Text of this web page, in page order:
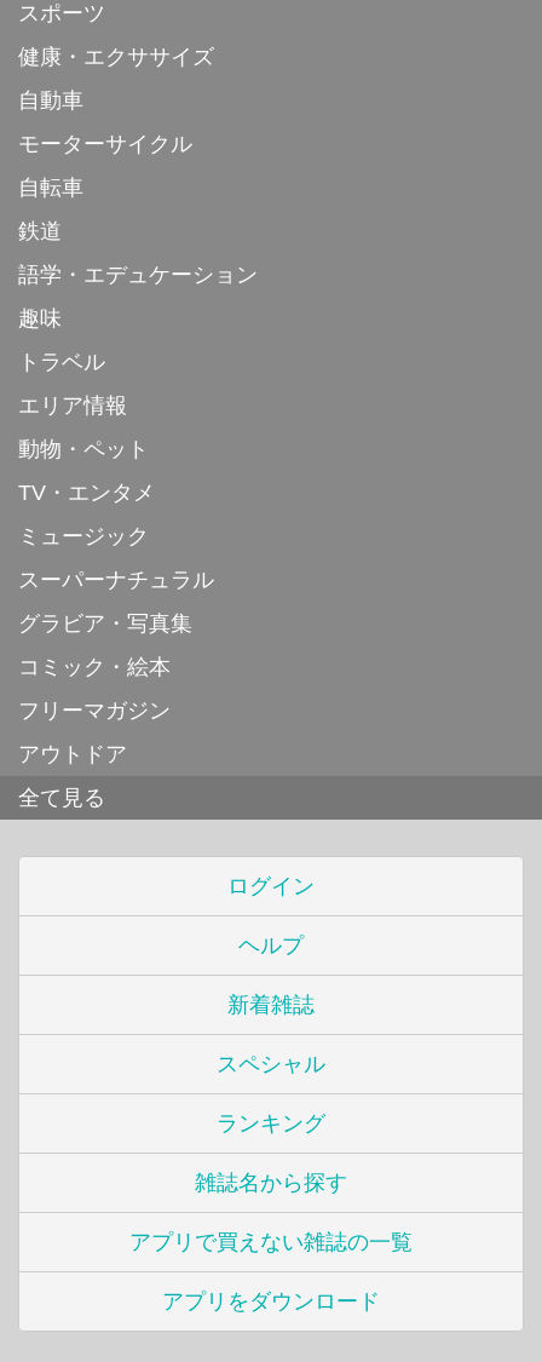
スポーツ
健康・エクササイズ
自動車
モーターサイクル
自転車
鉄道
語学・エデュケーション
趣味
トラベル
エリア情報
動物・ペット
TV・エンタメ
ミュージック
スーパーナチュラル
グラビア・写真集
コミック・絵本
フリーマガジン
アウトドア
全て見る
ログイン
ヘルプ
新着雑誌
スペシャル
ランキング
雑誌名から探す
アプリで買えない雑誌の一覧
アプリをダウンロード